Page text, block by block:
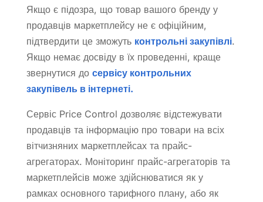
Якщо є підозра, що товар вашого бренду у
продавців маркетплейсу не є офіційним,
підтвердити це зможуть контрольні закупівлі.
Якщо немає досвіду в їх проведенні, краще
звернутися до сервісу контрольних
закупівель в інтернеті.
Сервіс Price Control дозволяє відстежувати
продавців та інформацію про товари на всіх
вітчизняних маркетплейсах та прайс-
агрегаторах. Моніторинг прайс-агрегаторів та
маркетплейсів може здійснюватися як у
рамках основного тарифного плану, або як